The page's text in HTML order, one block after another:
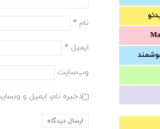
نام *
ایمیل *
وب‌سایت
ذخیره نام، ایمیل و